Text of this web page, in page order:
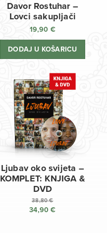
Davor Rostuhar –
Lovci sakupljači
19,90 €
DODAJ U KOŠARICU
Ljubav oko svijeta –
KOMPLET: KNJIGA &
DVD
38,80€
Izvorna
34,90€